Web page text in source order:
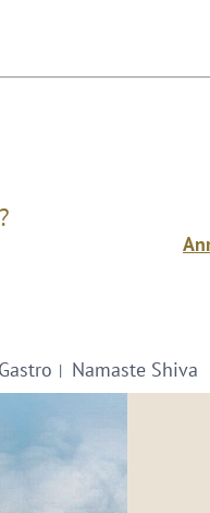
Gastro Namaste Shiva